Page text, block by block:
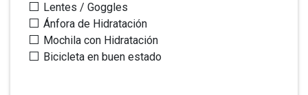
Lentes / Goggles
Ánfora de Hidratación
Mochila con Hidratación
Bicicleta en buen estado